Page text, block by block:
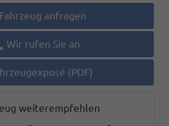
Fahrzeug anfragen
Wir rufen Sie an
(PDF)
weiterempfehlen